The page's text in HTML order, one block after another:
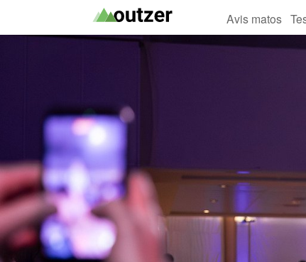
Avis matos